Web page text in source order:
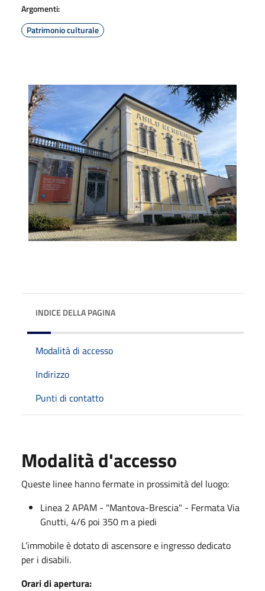
Argomenti:
Patrimonio culturale
INDICE DELLA PAGINA
Modalità di accesso
Indirizzo
Punti di contatto
Modalità d'accesso
Queste linee hanno fermate in prossimità del luogo:
Linea 2 APAM - "Mantova-Brescia" - Fermata Via
Gnutti, 4/6 poi 350 m a piedi
L’immobile è dotato di ascensore e ingresso dedicato
per i disabili.
Orari di apertura: